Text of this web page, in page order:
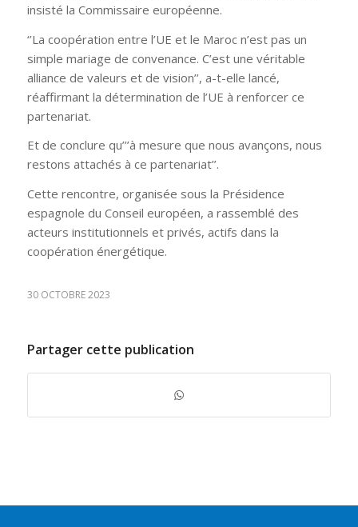
insisté la Commissaire européenne.
‘’La coopération entre l’UE et le Maroc n’est pas un
simple mariage de convenance. C’est une véritable
alliance de valeurs et de vision’’, a-t-elle lancé,
réaffirmant la détermination de l’UE à renforcer ce
partenariat.
Et de conclure qu’’’à mesure que nous avançons, nous
restons attachés à ce partenariat’’.
Cette rencontre, organisée sous la Présidence
espagnole du Conseil européen, a rassemblé des
acteurs institutionnels et privés, actifs dans la
coopération énergétique.
30 OCTOBRE 2023
Partager cette publication